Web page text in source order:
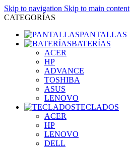
Skip to navigation Skip to main content
CATEGORÍAS
PANTALLAS
BATERÍAS
ACER
HP
ADVANCE
TOSHIBA
ASUS
LENOVO
TECLADOS
ACER
HP
LENOVO
DELL